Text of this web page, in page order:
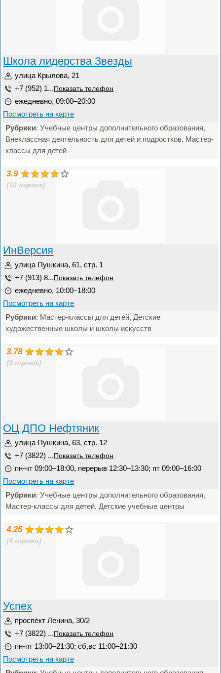
Школа лидерства Звезды
улица Крылова, 21
+7 (952) 1... Показать телефон
ежедневно, 09:00–20:00
Посмотреть на карте
Рубрики: Учебные центры дополнительного образования,
Внеклассная деятельность для детей и подростков, Мастер-
классы для детей
3.9
(10 оценок)
ИнВерсия
улица Пушкина, 61, стр. 1
+7 (913) 8... Показать телефон
ежедневно, 10:00–18:00
Посмотреть на карте
Рубрики: Мастер-классы для детей, Детские
художественные школы и школы искусств
3.78
(9 оценок)
ОЦ ДПО Нефтяник
улица Пушкина, 63, стр. 12
+7 (3822) ... Показать телефон
пн-чт 09:00–18:00, перерыв 12:30–13:30; пт 09:00–16:00
Посмотреть на карте
Рубрики: Учебные центры дополнительного образования,
Мастер-классы для детей, Детские учебные центры
4.25
(4 оценки)
Успех
проспект Ленина, 30/2
+7 (3822) ... Показать телефон
пн-пт 13:00–21:30; сб,вс 11:00–21:30
Посмотреть на карте